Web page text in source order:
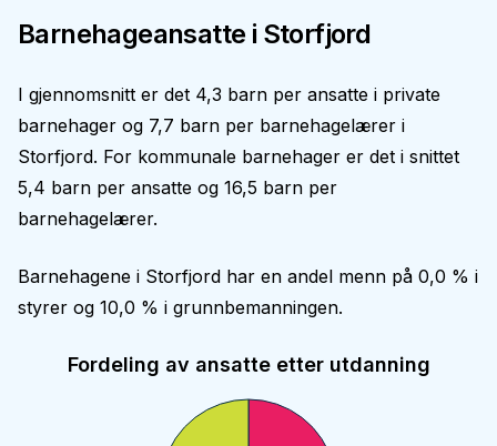
Barnehageansatte i Storfjord
I gjennomsnitt er det 4,3 barn per ansatte i private
barnehager og 7,7 barn per barnehagelærer i
Storfjord. For kommunale barnehager er det i snittet
5,4 barn per ansatte og 16,5 barn per
barnehagelærer.
Barnehagene i Storfjord har en andel menn på 0,0 % i
styrer og 10,0 % i grunnbemanningen.
Fordeling av ansatte etter utdanning